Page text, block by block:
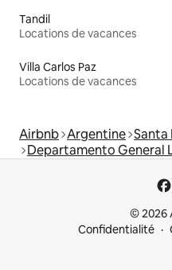
Tandil
Locations de vacances
Villa Carlos Paz
Locations de vacances
Airbnb Argentine Santa
Departamento General
© 2026
Confidentialité